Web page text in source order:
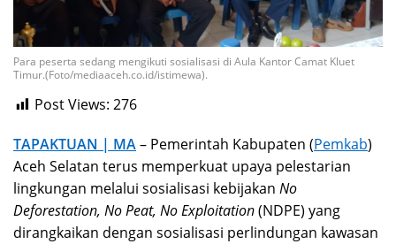
Para peserta sedang mengikuti sosialisasi di Aula Kantor Camat Kluet
Timur.(Foto/mediaaceh.co.id/istimewa).
Post Views: 276
TAPAKTUAN | MA– Pemerintah Kabupaten (Pemkab)
Aceh Selatan terus memperkuat upaya pelestarian
lingkungan melalui sosialisasi kebijakan No
Deforestation, No Peat, No Exploitation(NDPE) yang
dirangkaikan dengan sosialisasi perlindungan kawasan